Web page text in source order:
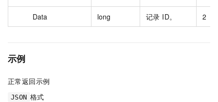
Data long 记录 ID。 2
示例
正常返回示例
JSON 格式